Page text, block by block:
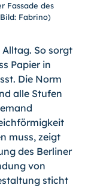
Fassade des
Fabrino)
So sorgt
Papier in
Die Norm
alle Stufen
muss, zeigt
des Berliner
von
sticht